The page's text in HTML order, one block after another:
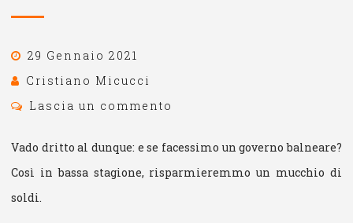
29 Gennaio 2021
Cristiano Micucci
Lascia un commento
Vado dritto al dunque: e se facessimo un governo balneare?
Così in bassa stagione, risparmieremmo un mucchio di
soldi.